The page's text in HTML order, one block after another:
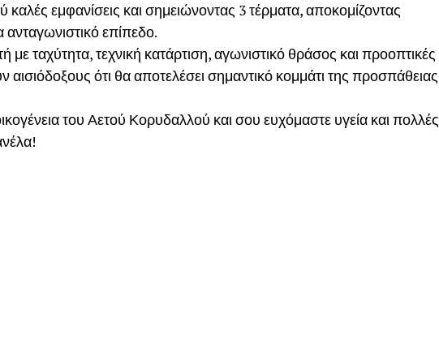
εμφανίσεις και σημειώνοντας 3 τέρματα, αποκομίζοντας
ανταγωνιστικό επίπεδο.
με ταχύτητα, τεχνική κατάρτιση, αγωνιστικό θράσος και προοπτικές
αισιόδοξους ότι θα αποτελέσει σημαντικό κομμάτι της προσπάθειας
του Αετού Κορυδαλλού και σου ευχόμαστε υγεία και πολλές